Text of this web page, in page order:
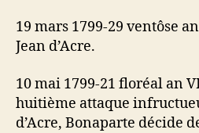
19 mars 1799-29 ventôse
Jean d’Acre.
10 mai 1799-21 floréal an
huitième attaque
d’Acre, Bonaparte décide